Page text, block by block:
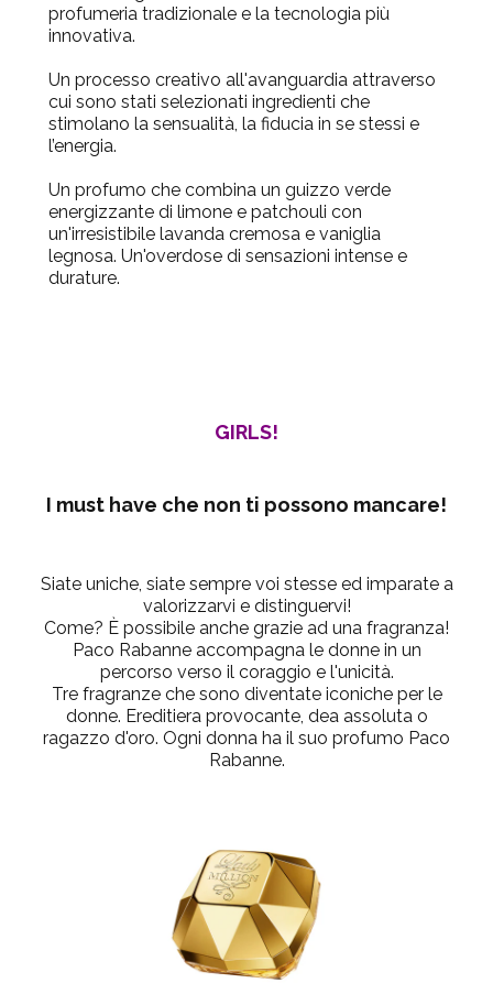
profumeria tradizionale e la tecnologia più
innovativa.
Un processo creativo all'avanguardia attraverso
cui sono stati selezionati ingredienti che
stimolano la sensualità, la fiducia in se stessi e
l’energia.
Un profumo che combina un guizzo verde
energizzante di limone e patchouli con
un'irresistibile lavanda cremosa e vaniglia
legnosa. Un'overdose di sensazioni intense e
durature.
GIRLS!
I must have che non ti possono mancare!
Siate uniche, siate sempre voi stesse ed imparate a
valorizzarvi e distinguervi!
Come? È possibile anche grazie ad una fragranza!
Paco Rabanne accompagna le donne in un
percorso verso il coraggio e l'unicità.
Tre fragranze che sono diventate iconiche per le
donne. Ereditiera provocante, dea assoluta o
ragazzo d'oro. Ogni donna ha il suo profumo Paco
Rabanne.